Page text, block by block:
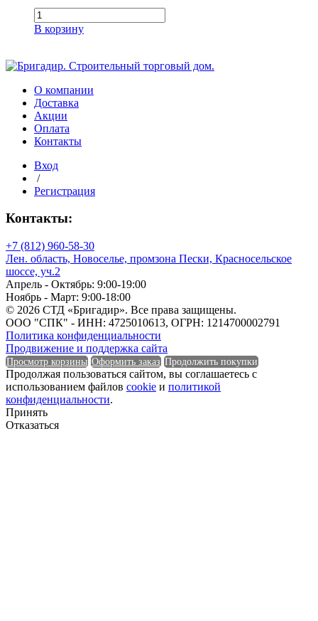
Количество
товара
Труба
1
Пломбир
STANDARD
В корзину
О компании
Доставка
Акции
Оплата
Контакты
Вход
/
Регистрация
Контакты:
+7 (812) 960-58-30
Лен. область, Новоселье, промзона Пески, Красносельское
шоссе, уч.2
Апрель - Октябрь: 9:00-19:00
Ноябрь - Март: 9:00-18:00
© 2026 СТД «Бригадир». Все права защищены.
ООО "СПК" - ИНН: 4725010613, ОГРН: 1214700002791
Политика конфиденциальности
Продвижение и поддержка сайта
Просмотр корзины Оформить заказ Продолжить покупки
Продолжая пользоваться сайтом, вы соглашаетесь с
использованием файлов cookie и политикой
конфиденциальности.
Принять
Отказаться